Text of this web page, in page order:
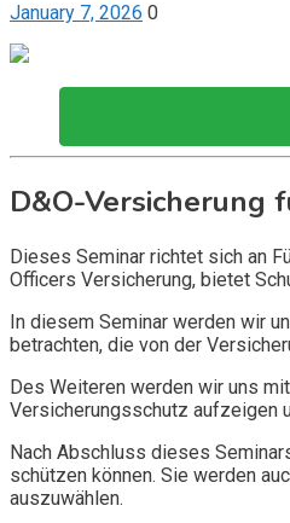
January 7, 2026 0
D&O-Versicherung
Dieses Seminar richtet sich an
Officers Versicherung, bietet
In diesem Seminar werden wir
betrachten, die von der
Des Weiteren werden wir uns
Versicherungsschutz aufzeigen
Nach Abschluss dieses
schützen können. Sie werden
auszuwählen.